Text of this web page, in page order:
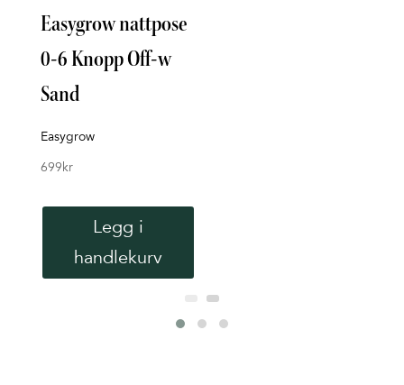
Easygrow nattpose
0-6 Knopp Off-w
Sand
Easygrow
699kr
Legg i
handlekurv